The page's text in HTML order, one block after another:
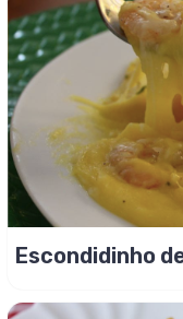
Escondidinho